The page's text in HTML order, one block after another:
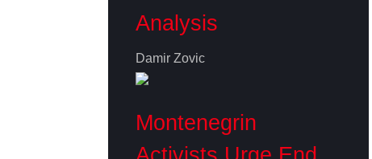
Analysis
Damir Zovic
Montenegrin